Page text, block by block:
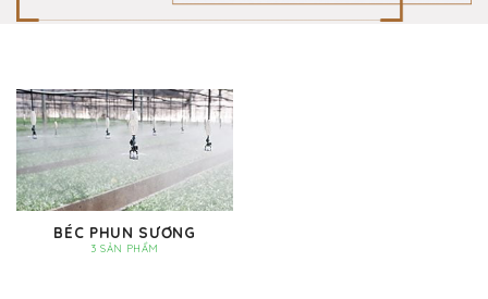
BÉC PHUN SƯƠNG
3 SẢN PHẨM